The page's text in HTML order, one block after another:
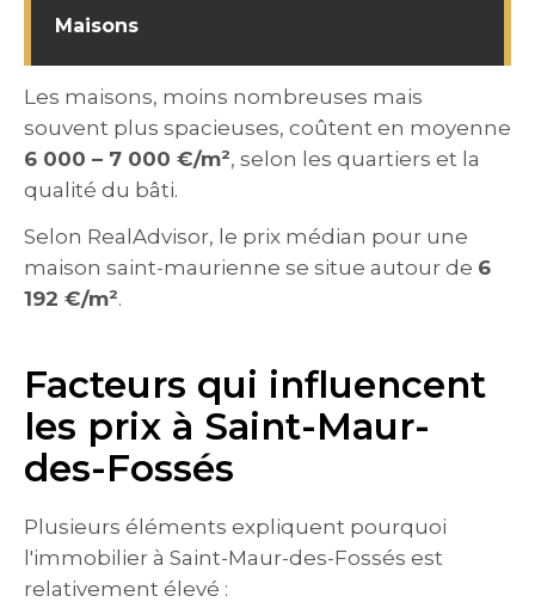
Maisons
Les maisons, moins nombreuses mais
souvent plus spacieuses, coûtent en moyenne
6 000 – 7 000 €/m², selon les quartiers et la
qualité du bâti.
Selon RealAdvisor, le prix médian pour une
maison saint-maurienne se situe autour de 6
192 €/m².
Facteurs qui influencent
les prix à Saint-Maur-
des-Fossés
Plusieurs éléments expliquent pourquoi
l'immobilier à Saint-Maur-des-Fossés est
relativement élevé :